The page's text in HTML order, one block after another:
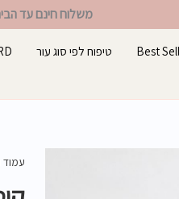
משלוח חינם עד הבית
Best טיפוח לפי סוג עור
עמוד